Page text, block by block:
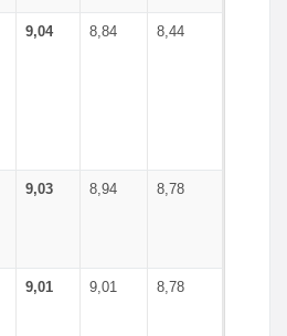
9,04 8,84 8,44
9,03 8,94 8,78
9,01 9,01 8,78